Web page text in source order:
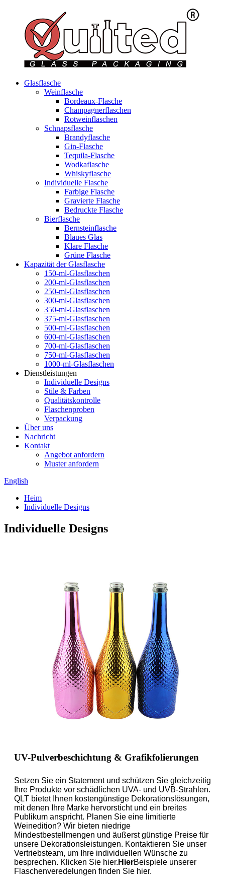
Glasflasche
Weinflasche
Bordeaux-Flasche
Champagnerflaschen
Rotweinflaschen
Schnapsflasche
Brandyflasche
Gin-Flasche
Tequila-Flasche
Wodkaflasche
Whiskyflasche
Individuelle Flasche
Farbige Flasche
Gravierte Flasche
Bedruckte Flasche
Bierflasche
Bernsteinflasche
Blaues Glas
Klare Flasche
Grüne Flasche
Kapazität der Glasflasche
150-ml-Glasflaschen
200-ml-Glasflaschen
250-ml-Glasflaschen
300-ml-Glasflaschen
350-ml-Glasflaschen
375-ml-Glasflaschen
500-ml-Glasflaschen
600-ml-Glasflaschen
700-ml-Glasflaschen
750-ml-Glasflaschen
1000-ml-Glasflaschen
Dienstleistungen
Individuelle Designs
Stile & Farben
Qualitätskontrolle
Flaschenproben
Verpackung
Über uns
Nachricht
Kontakt
Angebot anfordern
Muster anfordern
English
Heim
Individuelle Designs
Individuelle Designs
UV-Pulverbeschichtung & Grafikfolierungen
Setzen Sie ein Statement und schützen Sie gleichzeitig
Ihre Produkte vor schädlichen UVA- und UVB-Strahlen.
QLT bietet Ihnen kostengünstige Dekorationslösungen,
mit denen Ihre Marke hervorsticht und ein breites
Publikum anspricht. Planen Sie eine limitierte
Weinedition? Wir bieten niedrige
Mindestbestellmengen und äußerst günstige Preise für
unsere Dekorationsleistungen. Kontaktieren Sie unser
Vertriebsteam, um Ihre individuellen Wünsche zu
besprechen. Klicken Sie hier. HierBeispiele unserer
Flaschenveredelungen finden Sie hier.